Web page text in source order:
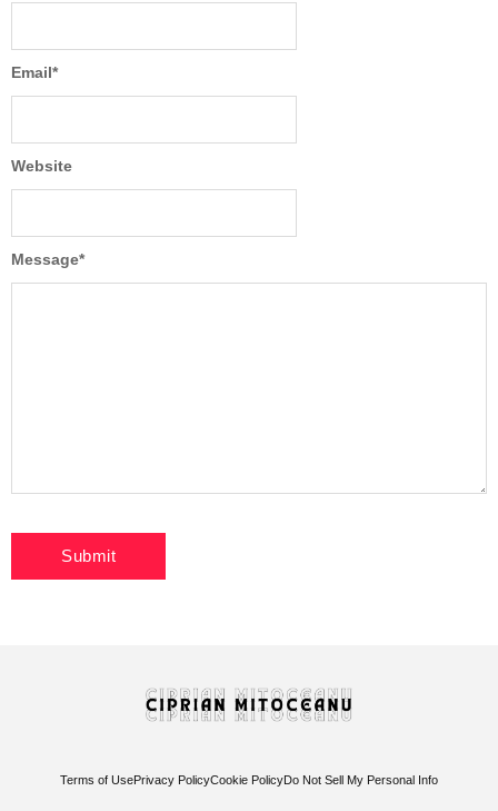
Message*
Email*
Website
Terms of UsePrivacy PolicyCookie PolicyDo Not Sell My Personal Info